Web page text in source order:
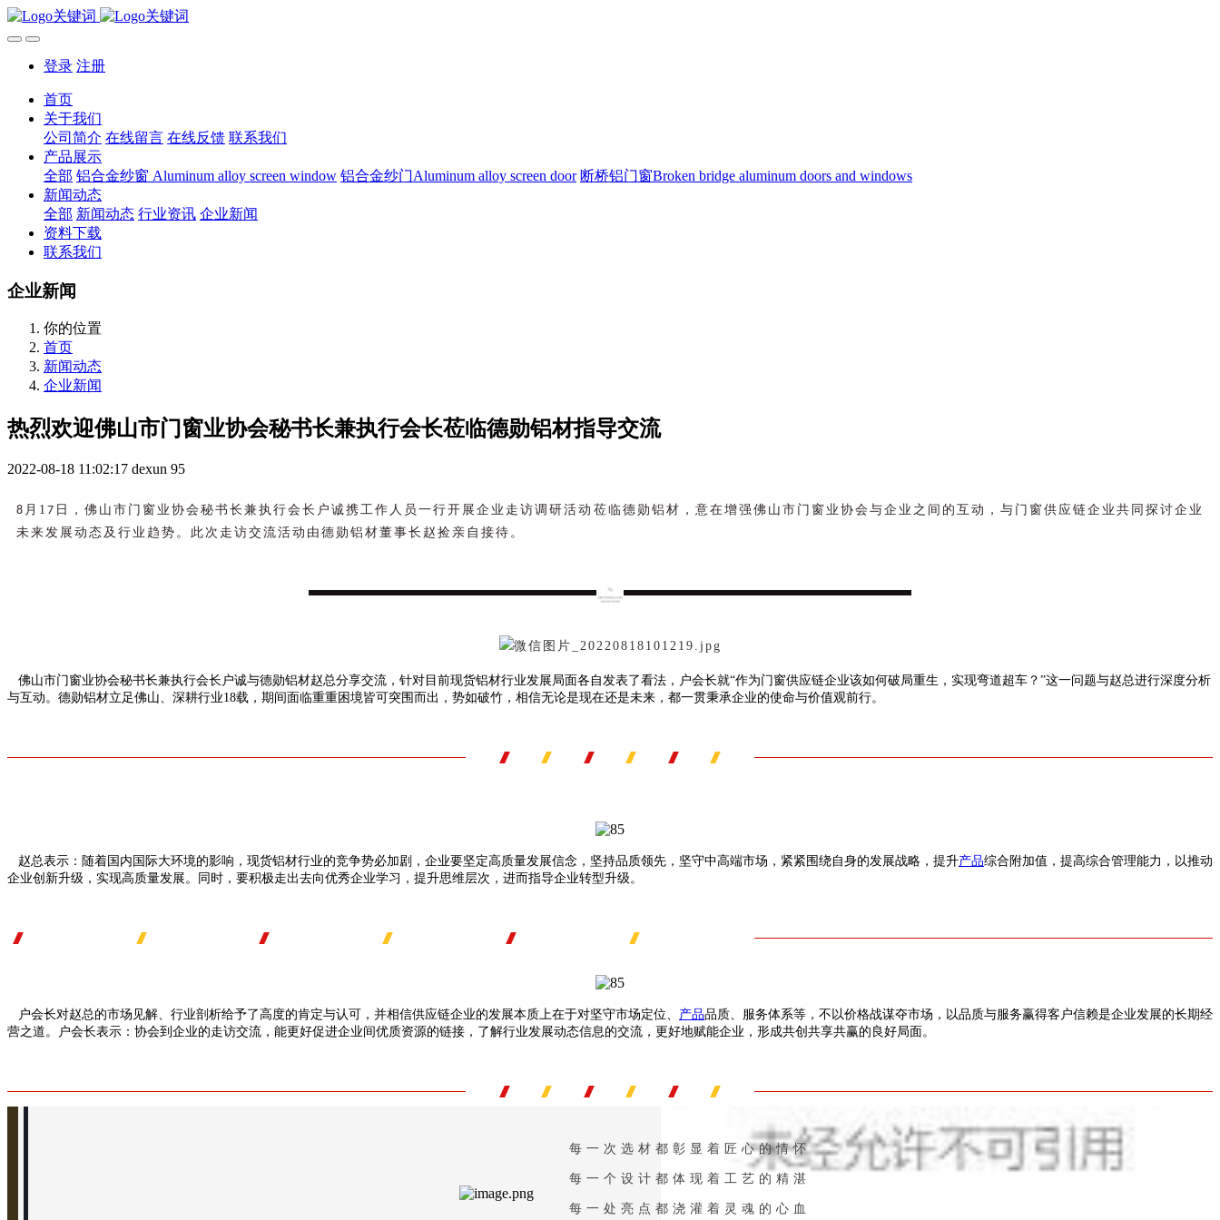
登录 注册
首页
关于我们
公司简介 在线留言 在线反馈 联系我们
产品展示
全部 铝合金纱窗 Aluminum alloy screen window 铝合金纱门Aluminum alloy screen door 断桥铝门窗Broken bridge aluminum doors and windows
新闻动态
全部 新闻动态 行业资讯 企业新闻
资料下载
联系我们
企业新闻
你的位置
首页
新闻动态
企业新闻
热烈欢迎佛山市门窗业协会秘书长兼执行会长莅临德勋铝材指导交流
2022-08-18 11:02:17 dexun 95
8 月17 日，佛山市门窗业协会秘书长兼执行会长户诚携工作人员一行开展企业走访调研活动莅临德勋铝材，意在增强佛山市门窗业协会与企业之间的互动，与门窗供应链企业共同探讨企业
未来发展动态及行业趋势。此次走访交流活动由 德勋铝材董事长赵捡亲自接待。
佛山市门窗业协会秘书长兼执行会长户诚与德勋铝材赵总分享交流， 针对目前现货铝材行业发展局面各自发表了看法，户会长就“作为门窗供应链企业该如何破局重生，实现弯道超车？”这一问题与赵总进行深度分析
与互动。德勋铝材立足佛山、深耕行业18载，期间面临重重困境皆可突围而出，势如破竹，相信无论是现在还是未来，都一贯秉承企业的使命与价值观前行。
赵总表示：随着国内国际大环境的影响，现货铝材行业的竞争势必加剧，企业要坚定高质量发展信念，坚持品质领先，坚守中高端市场，紧紧围绕自身的发展战略，提升产品综合附加值，提高综合管理能力，以推动
企业创新升级，实现高质量发展。同时，要积极走出去向优秀企业学习，提升思维层次，进而指导企业转型升级。
户会长对赵总的市场见解、行业剖析给予了高度的肯定与认可，并相信供应链企业的发展本质上在于对坚守市场定位、 产品品质、服务体系等，不以价格战谋夺市场，以品质与服务赢得客户信赖是企业发展的长期经
营之道。户会长表示：协会到 企业的走访交流，能更好促进企业间优质资源的链接，了解行业发展动态信息的交流，更好地赋能企业，形成共创共享共赢的良好局面。
每一次选材都彰显着匠心的情怀
每一个设计都体现着工艺的精湛
每一处亮点都浇灌着灵魂的心血